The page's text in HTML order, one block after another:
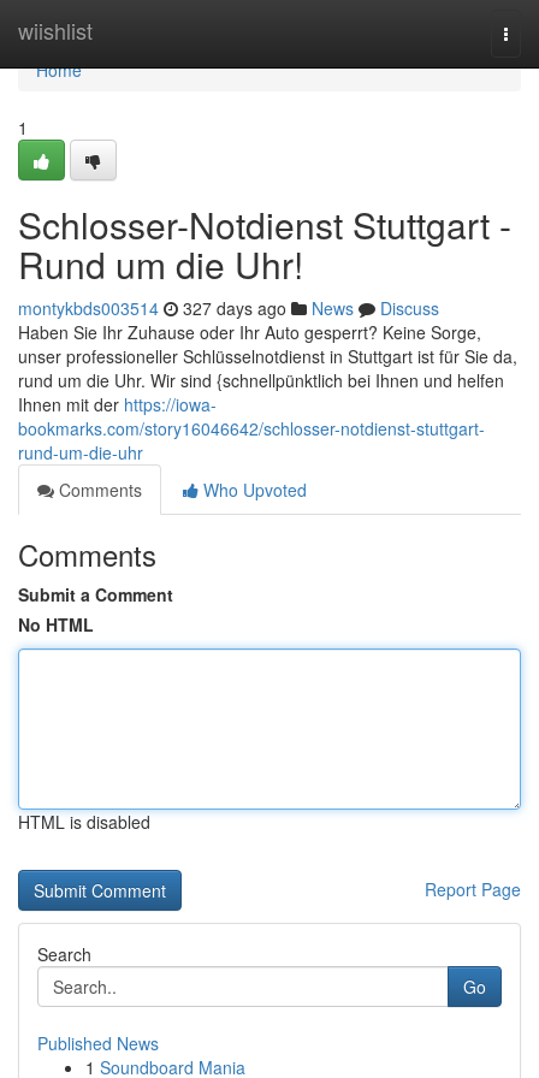
wiishlist
Home
Home
1
Schlosser-Notdienst Stuttgart -
Rund um die Uhr!
montykbds003514 327 days ago News
Discuss
Haben Sie Ihr Zuhause oder Ihr Auto gesperrt? Keine Sorge,
unser professioneller Schlüsselnotdienst in Stuttgart ist für Sie da,
rund um die Uhr. Wir sind {schnellpünktlich bei Ihnen und helfen
Ihnen mit der https://iowa-
bookmarks.com/story16046642/schlosser-notdienst-stuttgart-
rund-um-die-uhr
Comments
Who Upvoted
Comments
Submit a Comment
No HTML
HTML is disabled
Report Page
Search
Go
Published News
1 Soundboard Mania